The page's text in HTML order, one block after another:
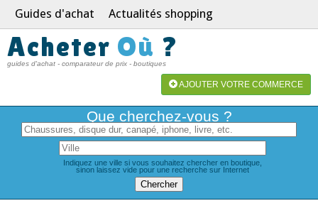
Guides d'achat Actualités shopping
Acheter Où ?
guides d'achat - comparateur de prix - boutiques
AJOUTER VOTRE COMMERCE
Que cherchez-vous ?
Indiquez une ville si vous souhaitez chercher en boutique,
sinon laissez vide pour une recherche sur Internet